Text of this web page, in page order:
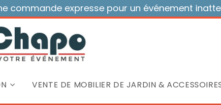
commande expresse pour un événement
VENTE DE MOBILIER DE JARDIN &